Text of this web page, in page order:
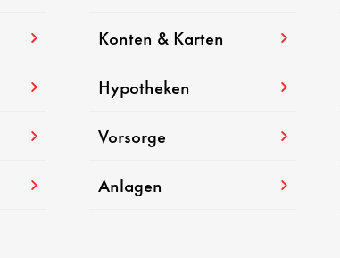
Konten & Karten
Hypotheken
Vorsorge
Anlagen